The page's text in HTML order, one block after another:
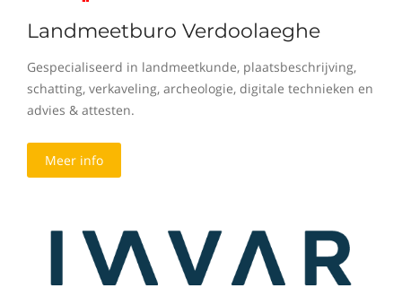
Landmeetburo Verdoolaeghe
Gespecialiseerd in landmeetkunde, plaatsbeschrijving,
schatting, verkaveling, archeologie, digitale technieken en
advies & attesten.
Meer info